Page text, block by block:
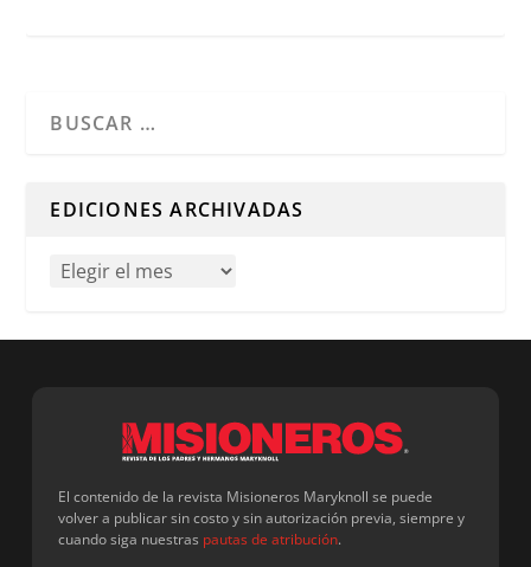
EDICIONES ARCHIVADAS
El contenido de la revista Misioneros Maryknoll se puede
volver a publicar sin costo y sin autorización previa, siempre y
cuando siga nuestras pautas de atribución.